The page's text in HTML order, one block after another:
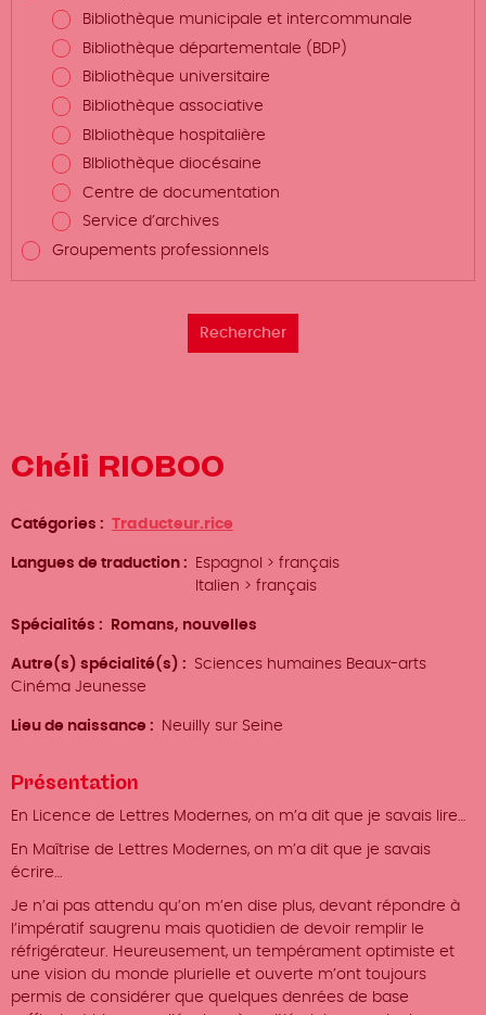
Bibliothèque municipale et intercommunale
Bibliothèque départementale (BDP)
Bibliothèque universitaire
Bibliothèque associative
BIbliothèque hospitalière
BIbliothèque diocésaine
Centre de documentation
Service d’archives
Groupements professionnels
Chéli RIOBOO
Catégories Traducteur.rice
Langues de traduction
Espagnol > français
Italien > français
Spécialités Romans, nouvelles
Autre(s) spécialité(s)
Sciences humaines Beaux-arts
Cinéma Jeunesse
Lieu de naissance Neuilly sur Seine
Présentation
En Licence de Lettres Modernes, on m’a dit que je savais lire…
En Maîtrise de Lettres Modernes, on m’a dit que je savais
écrire…
Je n’ai pas attendu qu’on m’en dise plus, devant répondre à
l’impératif saugrenu mais quotidien de devoir remplir le
réfrigérateur. Heureusement, un tempérament optimiste et
une vision du monde plurielle et ouverte m’ont toujours
permis de considérer que quelques denrées de base